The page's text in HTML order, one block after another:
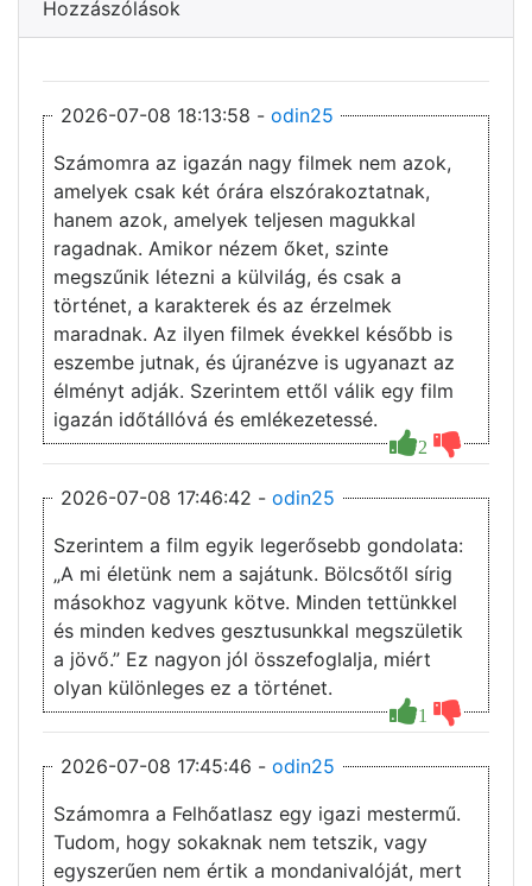
Hozzászólások
2026-07-08 18:13:58 - odin25
2
Számomra az igazán nagy filmek nem azok,
amelyek csak két órára elszórakoztatnak,
hanem azok, amelyek teljesen magukkal
ragadnak. Amikor nézem őket, szinte
megszűnik létezni a külvilág, és csak a
történet, a karakterek és az érzelmek
maradnak. Az ilyen filmek évekkel később is
eszembe jutnak, és újranézve is ugyanazt az
élményt adják. Szerintem ettől válik egy film
igazán időtállóvá és emlékezetessé.
2026-07-08 17:46:42 - odin25
1
Szerintem a film egyik legerősebb gondolata:
„A mi életünk nem a sajátunk. Bölcsőtől sírig
másokhoz vagyunk kötve. Minden tettünkkel
és minden kedves gesztusunkkal megszületik
a jövő.” Ez nagyon jól összefoglalja, miért
olyan különleges ez a történet.
2026-07-08 17:45:46 - odin25
Számomra a Felhőatlasz egy igazi mestermű.
Tudom, hogy sokaknak nem tetszik, vagy
egyszerűen nem értik a mondanivalóját, mert